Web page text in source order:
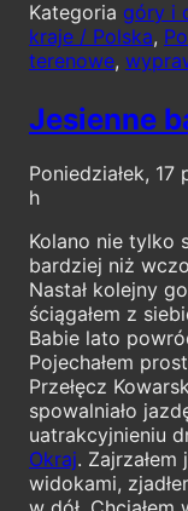
Kategoria góry i
kraje / Polska,
terenowe,
Jesienne
Poniedziałek,
Kolano nie tylko
bardziej niż
Nastał kolejny
ściągałem z
Babie lato
Pojechałem
Przełęcz
spowalniało
uatrakcyjnieniu
Okraj.
widokami,